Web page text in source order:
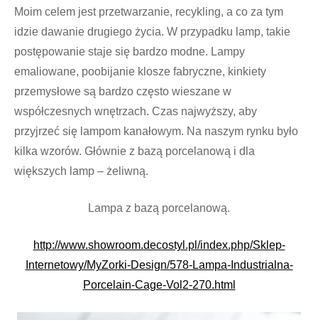
Moim celem jest przetwarzanie, recykling, a co za tym
idzie dawanie drugiego życia. W przypadku lamp, takie
postępowanie staje się bardzo modne. Lampy
emaliowane, poobijanie klosze fabryczne, kinkiety
przemysłowe są bardzo często wieszane w
współczesnych wnętrzach. Czas najwyższy, aby
przyjrzeć się lampom kanałowym. Na naszym rynku było
kilka wzorów. Głównie z bazą porcelanową i dla
większych lamp – żeliwną.
Lampa z bazą porcelanową.
http://www.showroom.decostyl.pl/index.php/Sklep-
Internetowy/MyZorki-Design/578-Lampa-Industrialna-
Porcelain-Cage-Vol2-270.html